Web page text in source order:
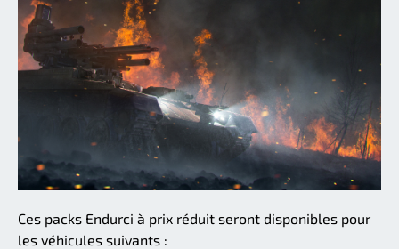
Ces packs Endurci à prix réduit seront disponibles pour
les véhicules suivants :